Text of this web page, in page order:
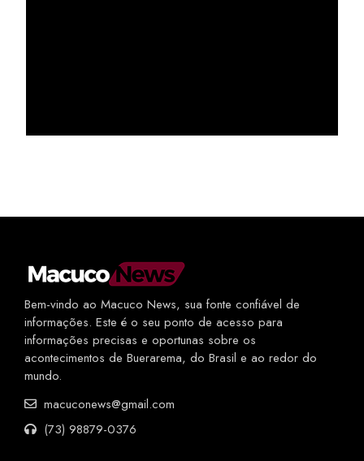
Bem-vindo ao Macuco News, sua fonte confiável de
informações. Este é o seu ponto de acesso para
informações precisas e oportunas sobre os
acontecimentos de Buerarema, do Brasil e ao redor do
mundo.
macuconews@gmail.com
(73) 98879-0376